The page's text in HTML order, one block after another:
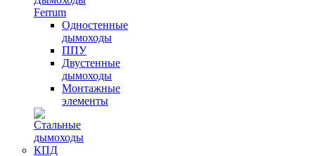
Ferrum
Одностенные
дымоходы
ППУ
Двустенные
дымоходы
Монтажные
элементы